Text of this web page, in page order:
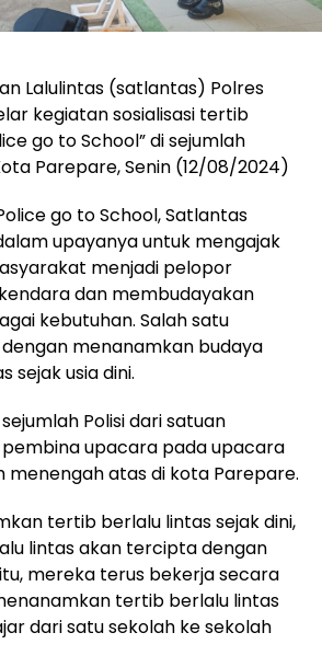
Lalulintas (satlantas) Polres
kegiatan sosialisasi tertib
go to School” di sejumlah
Parepare, Senin (12/08/2024)
go to School, Satlantas
upayanya untuk mengajak
menjadi pelopor
dan membudayakan
kebutuhan. Salah satu
menanamkan budaya
sejak usia dini.
Polisi dari satuan
pembina upacara pada upacara
menengah atas di kota Parepare.
tertib berlalu lintas sejak dini,
lintas akan tercipta dengan
mereka terus bekerja secara
tertib berlalu lintas
dari satu sekolah ke sekolah